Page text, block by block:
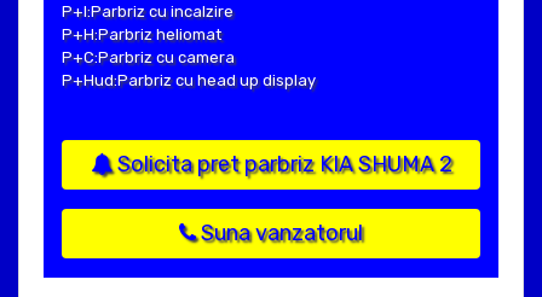
P+I:Parbriz cu incalzire
P+H:Parbriz heliomat
P+C:Parbriz cu camera
P+Hud:Parbriz cu head up display
Solicita pret parbriz KIA SHUMA 2
Suna vanzatorul